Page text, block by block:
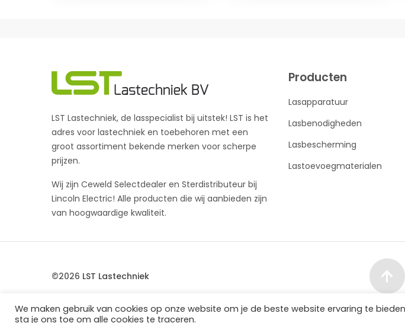
LST Lastechniek, de lasspecialist bij uitstek! LST is het
adres voor lastechniek en toebehoren met een
groot assortiment bekende merken voor scherpe
prijzen.
Wij zijn Ceweld Selectdealer en Sterdistributeur bij
Lincoln Electric! Alle producten die wij aanbieden zijn
van hoogwaardige kwaliteit.
Producten
Lasapparatuur
Lasbenodigheden
Lasbescherming
Lastoevoegmaterialen
©2026 LST Lastechniek
We maken gebruik van cookies op onze website om je de beste website ervaring te
sta je ons toe om alle cookies te traceren.